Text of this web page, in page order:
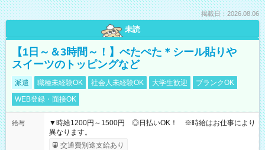
掲載日：2026.08.06
未読
【1日～＆3時間～！】ぺたぺた＊シール貼りや
スイーツのトッピングなど
派遣 職種未経験OK 社会人未経験OK 大学生歓迎
ブランクOK
WEB登録・面接OK
給与
▼時給1200円～1500円 ◎日払いOK！ ※時給はお仕事により
異なります。
交通費別途支給あり